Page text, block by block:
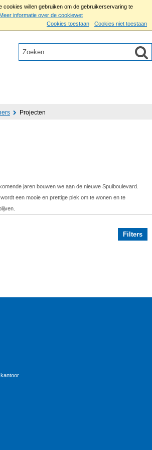
cookies willen gebruiken om de gebruikerservaring te
informatie over de cookiewet
Cookies toestaan
Cookies niet toestaan
Projecten
jaren bouwen we aan de nieuwe Spuiboulevard.
wordt een mooie en prettige plek om te wonen en te
Filters